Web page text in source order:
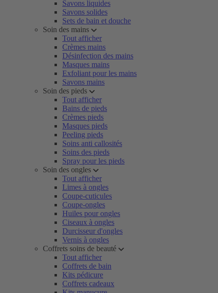
Savons liquides
Savons solides
Sets de bain et douche
Soin des mains
Tout afficher
Crèmes mains
Désinfection des mains
Masques mains
Exfoliant pour les mains
Savons mains
Soin des pieds
Tout afficher
Bains de pieds
Crèmes pieds
Masques pieds
Peeling pieds
Soins anti callosités
Soins des pieds
Spray pour les pieds
Soin des ongles
Tout afficher
Limes à ongles
Coupe-cuticules
Coupe-ongles
Huiles pour ongles
Ciseaux à ongles
Durcisseur d'ongles
Vernis à ongles
Coffrets soins de beauté
Tout afficher
Coffrets de bain
Kits pédicure
Coffrets cadeaux